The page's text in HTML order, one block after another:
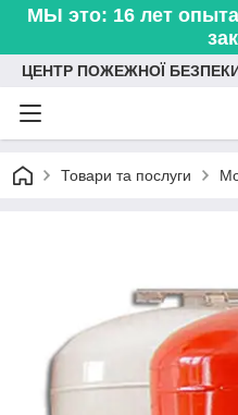
МЫ это: 16 лет опыта
ЦЕНТР ПОЖЕЖНОЇ
Товари та послуги